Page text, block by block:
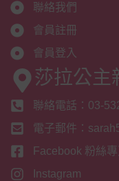
聯絡我們
會員註冊
會員登入
莎拉公主
聯絡電話：03-
電子郵件：
Facebook 粉絲專
Instagram